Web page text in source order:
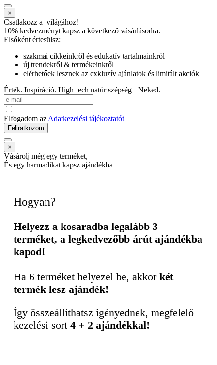
×
Csatlakozz a világához!
10% kedvezményt kapsz a következő vásárlásodra.
Elsőként értesülsz:
szakmai cikkeinkről és edukatív tartalmainkról
új trendekről & termékeinkről
elérhetőek lesznek az exkluzív ajánlatok és limitált akciók
Érték. Inspiráció. High-tech natúr szépség - Neked.
Elfogadom az Adatkezelési tájékoztatót
Feliratkozom
×
Vásárolj még egy terméket,
És egy harmadikat kapsz ajándékba
Hogyan?
Helyezz a kosaradba legalább 3
terméket, a legkedvezőbb árút ajándékba
kapod!
Ha 6 terméket helyezel be, akkor két
termék lesz ajándék!
Így összeállíthatsz igényednek, megfelelő
kezelési sort 4 + 2 ajándékkal!